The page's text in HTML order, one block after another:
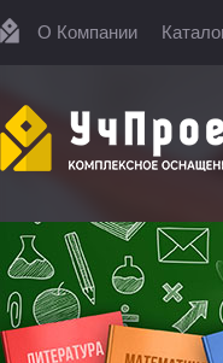
О Компании